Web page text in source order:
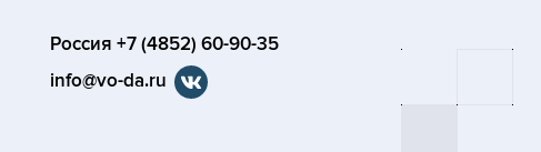
Россия +7 (4852) 60-90-35
info@vo-da.ru